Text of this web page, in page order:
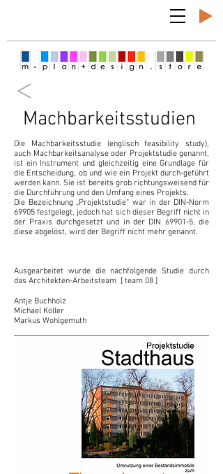
Machbarkeitsstudien
Die Machbarkeitsstudie (englischfeasibility study),
auch Machbarkeitsanalyse oder Projektstudie genannt,
ist ein Instrument und gleichzeitig eine Grundlage für
die Entscheidung, ob und wie ein Projekt durch-geführt
werden kann. Sie ist bereits grob richtungsweisend für
die Durchführung und den Umfang eines Projekts.
Die Bezeichnung „Projektstudie“ war in der DIN-Norm
69905 festgelegt, jedoch hat sich dieser Begriff nicht in
der Praxis durchgesetzt und in der DIN 69901-5, die
diese abgelöst, wird der Begriff nicht mehr genannt.
Ausgearbeitet wurde die nachfolgende Studie durch
das Architekten-Arbeitsteam [ team 08 ]
Antje Buchholz
Michael Köller
Markus Wohlgemuth